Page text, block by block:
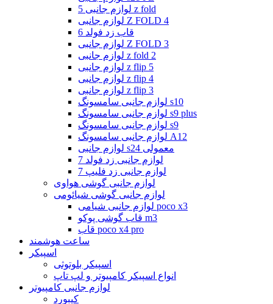
لوازم جانبی 5 z fold
لوازم جانبی Z FOLD 4
قاب زد فولد 6
لوازم جانبی Z FOLD 3
لوازم جانبی z fold 2
لوازم جانبی z flip 5
لوازم جانبی z flip 4
لوازم جانبی z flip 3
لوازم جانبی سامسونگ s10
لوازم جانبی سامسونگ s9 plus
لوازم جانبی سامسونگ s9
لوازم جانبی سامسونگ A12
لوازم جانبی s24 معمولی
لوازم جانبی زد فولد 7
لوازم جانبی زد فلیپ 7
لوازم جانبی گوشی هواوی
لوازم جانبی گوشی شیائومی
لوازم جانبی شیامی poco x3
قاب گوشی پوکو m3
قاب poco x4 pro
ساعت هوشمند
اسپیکر
اسپیکر بلوتوثی
انواع اسپیکر کامپیوتر و لپ تاپ
لوازم جانبی کامپیوتر
کیبورد